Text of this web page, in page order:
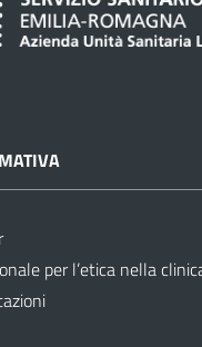
per l’etica nella